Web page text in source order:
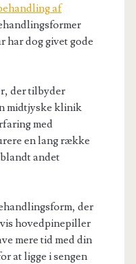
af
har dog givet gode
der tilbyder
midtjyske klinik
med
en lang række
andet
der
hovedpinepiller
mere tid med din
at ligge i sengen